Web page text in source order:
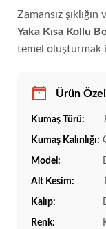
Zamansız
Yaka Kısa Kollu
temel oluşturmak
Ürün
Kumaş Türü:
Kumaş Kalınlığı:
Model:
Alt Kesim:
Kalıp:
Renk: